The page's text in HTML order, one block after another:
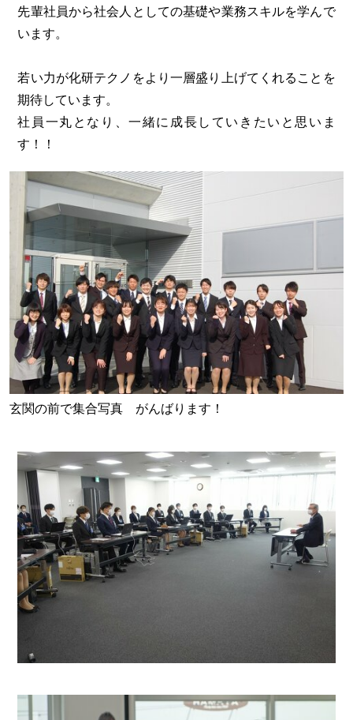
先輩社員から社会人としての基礎や業務スキルを学んで
います。
若い力が化研テクノをより一層盛り上げてくれることを
期待しています。
社員一丸となり、一緒に成長していきたいと思いま
す！！
玄関の前で集合写真 がんばります！